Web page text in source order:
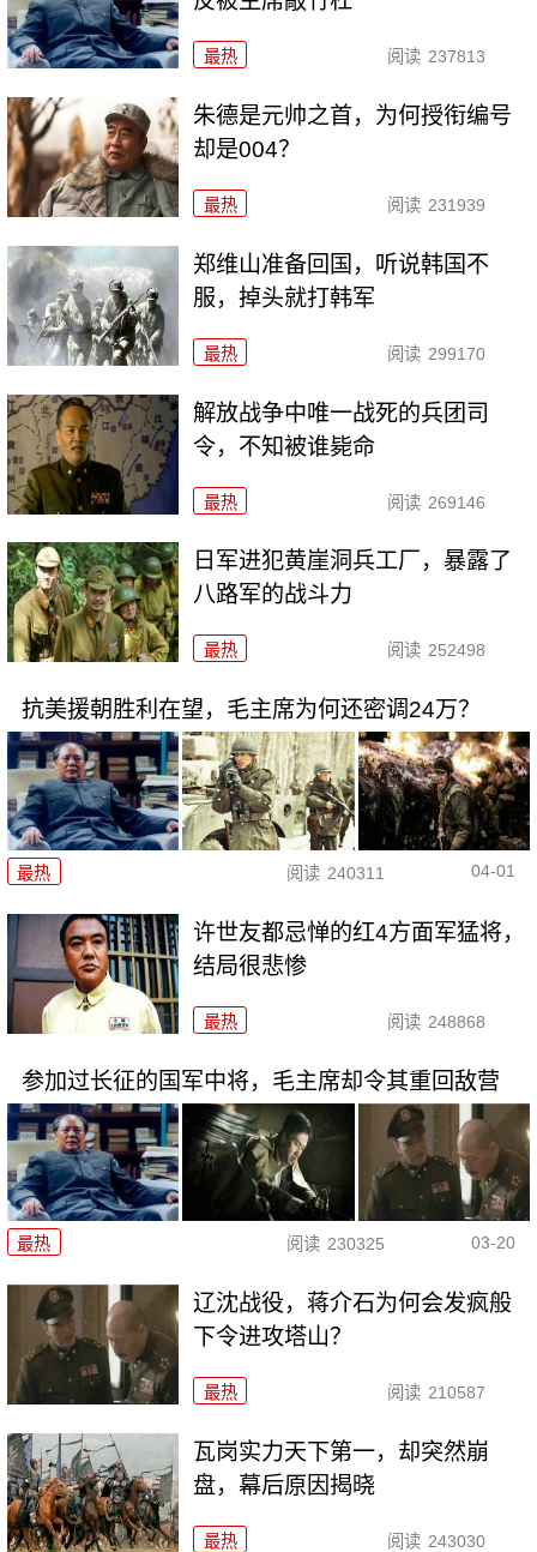
最热 阅读 237813
朱德是元帅之首，为何授衔编号
却是004？
最热 阅读 231939
郑维山准备回国，听说韩国不
服，掉头就打韩军
最热 阅读 299170
解放战争中唯一战死的兵团司
令，不知被谁毙命
最热 阅读 269146
日军进犯黄崖洞兵工厂，暴露了
八路军的战斗力
最热 阅读 252498
抗美援朝胜利在望，毛主席为何还密调24万？
最热 阅读 240311 04-01
许世友都忌惮的红4方面军猛将，
结局很悲惨
最热 阅读 248868
参加过长征的国军中将，毛主席却令其重回敌营
最热 阅读 230325 03-20
辽沈战役，蒋介石为何会发疯般
下令进攻塔山？
最热 阅读 210587
瓦岗实力天下第一，却突然崩
盘，幕后原因揭晓
最热 阅读 243030